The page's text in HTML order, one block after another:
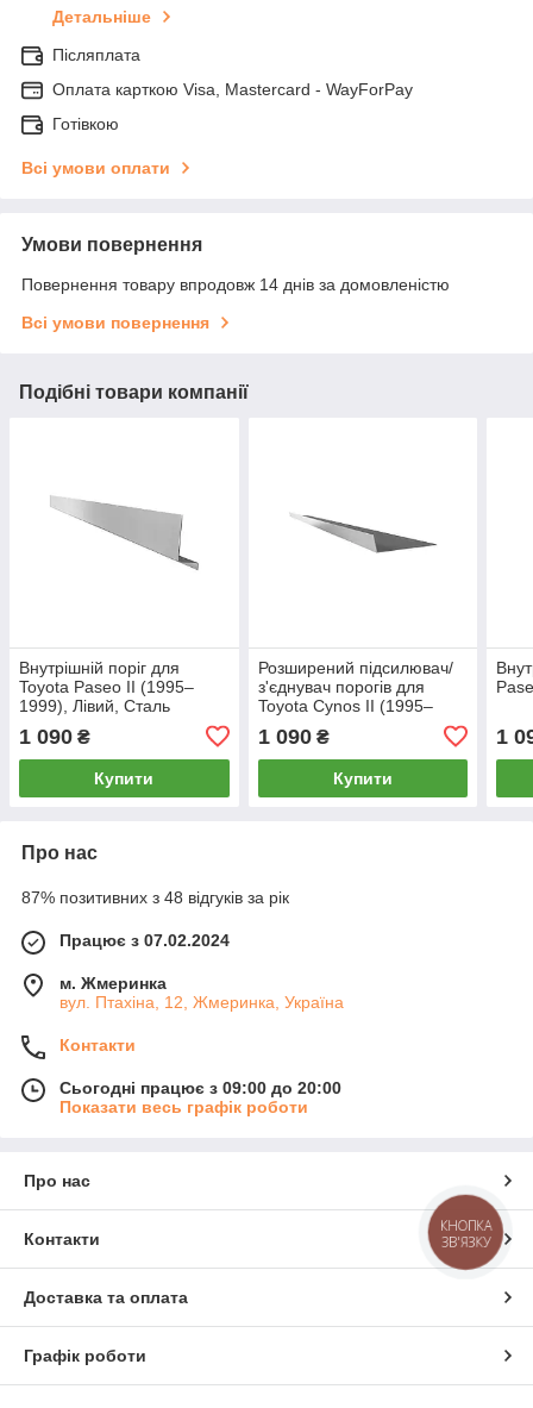
Детальніше
Післяплата
Оплата карткою Visa, Mastercard - WayForPay
Готівкою
Всі умови оплати
Умови повернення
Повернення товару впродовж 14 днів за домовленістю
Всі умови повернення
Подібні товари компанії
Внутрішній поріг для
Toyota Paseo II (1995–
1999), Лівий, Сталь
Довжина 5 см
1 090 ₴
Купити
Розширений підсилювач/
з'єднувач порогів для
Toyota Cynos II (1995–
1999), Лівий, товщина 2,4
мм, довжина 5 см
1 090₴
Купити
1
Про нас
87% позитивних з 48 відгуків за рік
Працює з 07.02.2024
м. Жмеринка
вул. Птахіна, 12, Жмеринка, Україна
Контакти
Сьогодні працює з 09:00 до 20:00
Показати весь графік роботи
Про нас
Контакти
Доставка та оплата
Графік роботи
КНОПКА
ЗВ'ЯЗКУ